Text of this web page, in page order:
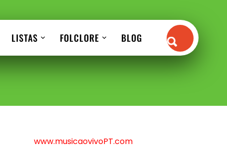
LISTAS FOLCLORE BLOG
www.musicaovivoPT.com